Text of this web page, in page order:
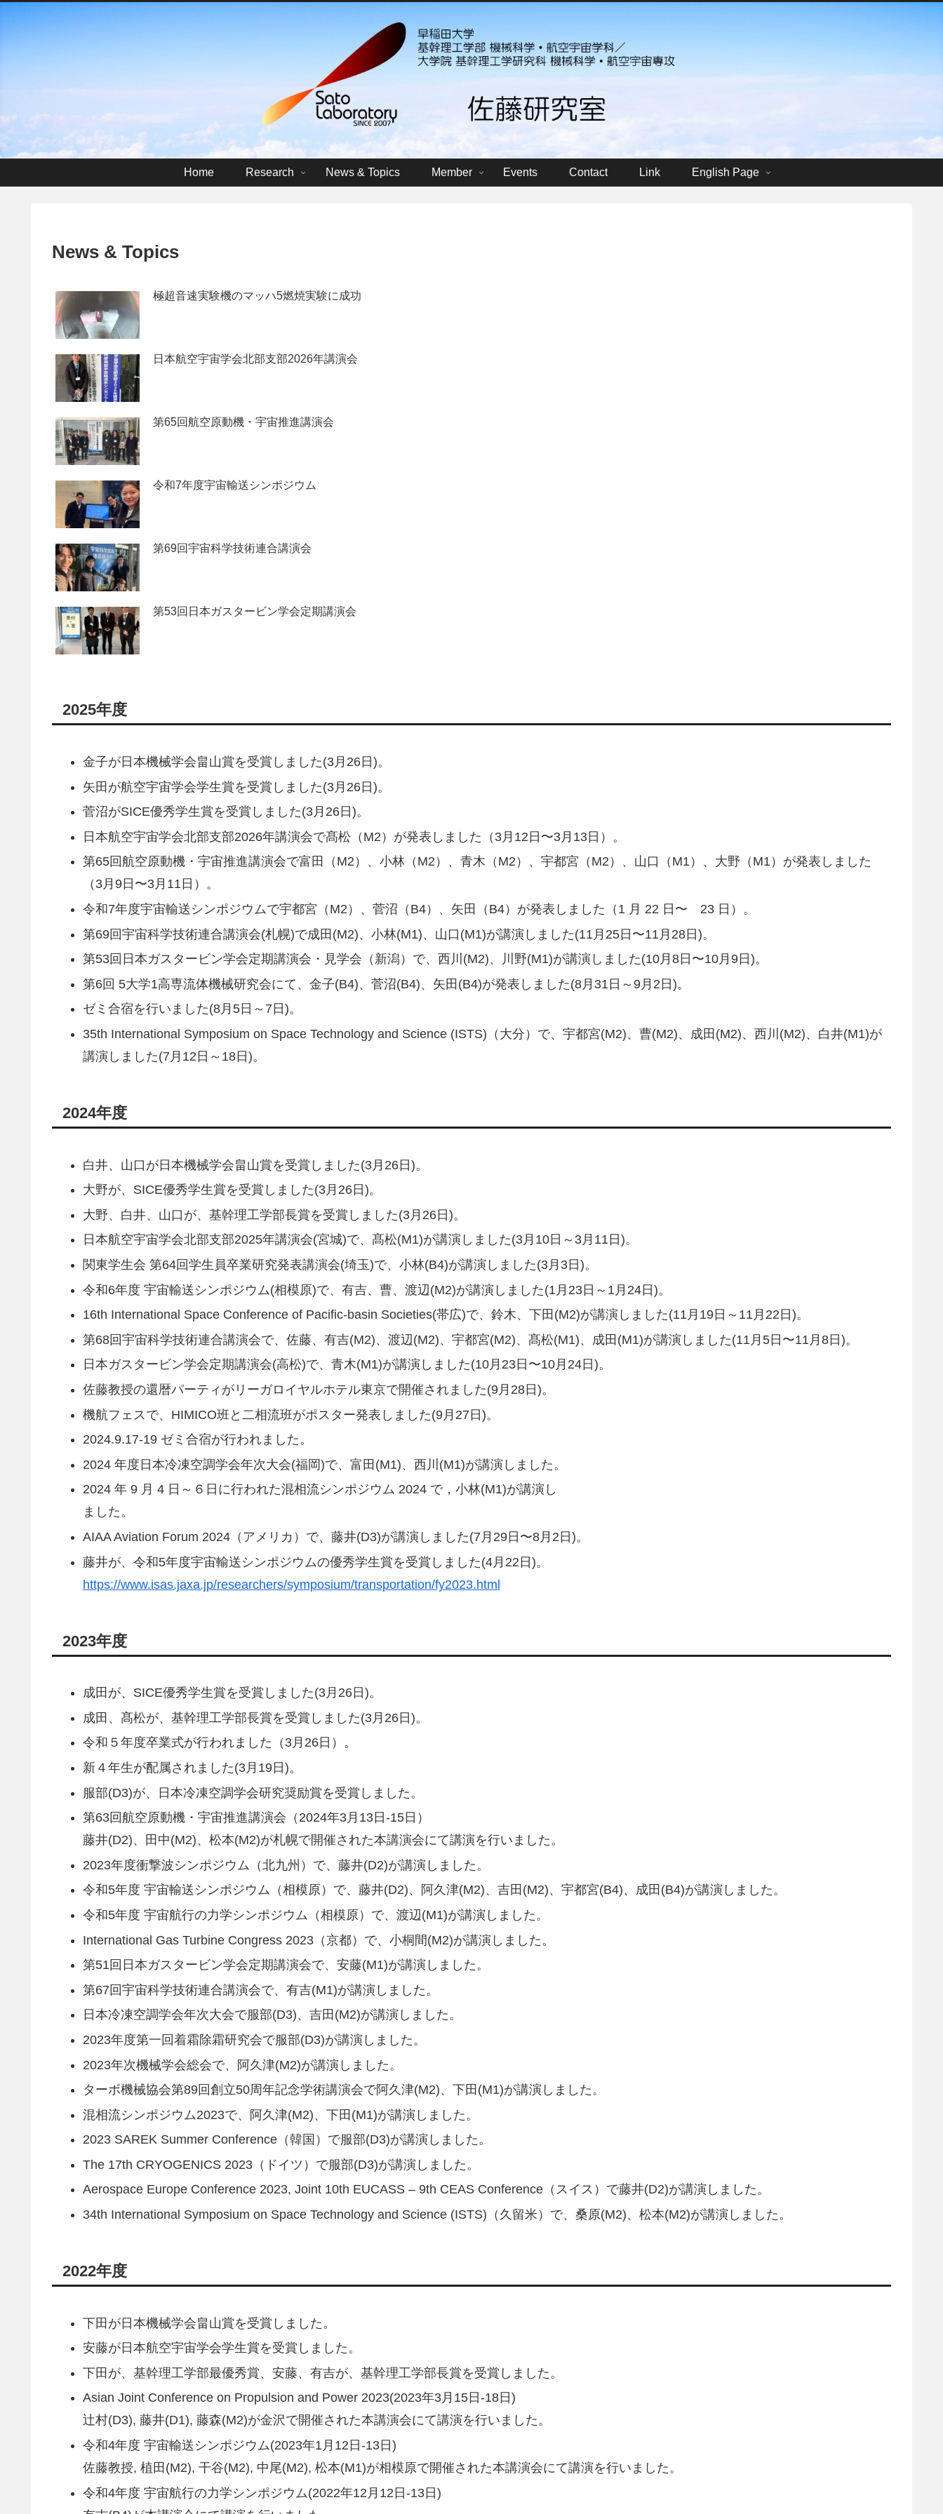
Home Research News & Topics Member Events Contact Link English Page
News & Topics
極超音速実験機のマッハ5燃焼実験に成功
日本航空宇宙学会北部支部2026年講演会
第65回航空原動機・宇宙推進講演会
令和7年度宇宙輸送シンポジウム
第69回宇宙科学技術連合講演会
第53回日本ガスタービン学会定期講演会
2025年度
金子が日本機械学会畠山賞を受賞しました(3月26日)。
矢田が航空宇宙学会学生賞を受賞しました(3月26日)。
菅沼がSICE優秀学生賞を受賞しました(3月26日)。
日本航空宇宙学会北部支部2026年講演会で髙松（M2）が発表しました（3月12日〜3月13日）。
第65回航空原動機・宇宙推進講演会で富田（M2）、小林（M2）、青木（M2）、宇都宮（M2）、山口（M1）、大野（M1）が発表しました
（3月9日〜3月11日）。
令和7年度宇宙輸送シンポジウムで宇都宮（M2）、菅沼（B4）、矢田（B4）が発表しました（1 月 22 日〜 23 日）。
第69回宇宙科学技術連合講演会(札幌)で成田(M2)、小林(M1)、山口(M1)が講演しました(11月25日〜11月28日)。
第53回日本ガスタービン学会定期講演会・見学会（新潟）で、西川(M2)、川野(M1)が講演しました(10月8日〜10月9日)。
第6回 5大学1高専流体機械研究会にて、金子(B4)、菅沼(B4)、矢田(B4)が発表しました(8月31日～9月2日)。
ゼミ合宿を行いました(8月5日～7日)。
35th International Symposium on Space Technology and Science (ISTS)（大分）で、宇都宮(M2)、曹(M2)、成田(M2)、西川(M2)、白井(M1)が
講演しました(7月12日～18日)。
2024年度
白井、山口が日本機械学会畠山賞を受賞しました(3月26日)。
大野が、SICE優秀学生賞を受賞しました(3月26日)。
大野、白井、山口が、基幹理工学部長賞を受賞しました(3月26日)。
日本航空宇宙学会北部支部2025年講演会(宮城)で、髙松(M1)が講演しました(3月10日～3月11日)。
関東学生会 第64回学生員卒業研究発表講演会(埼玉)で、小林(B4)が講演しました(3月3日)。
令和6年度 宇宙輸送シンポジウム(相模原)で、有吉、曹、渡辺(M2)が講演しました(1月23日～1月24日)。
16th International Space Conference of Pacific-basin Societies(帯広)で、鈴木、下田(M2)が講演しました(11月19日～11月22日)。
第68回宇宙科学技術連合講演会で、佐藤、有吉(M2)、渡辺(M2)、宇都宮(M2)、髙松(M1)、成田(M1)が講演しました(11月5日〜11月8日)。
日本ガスタービン学会定期講演会(高松)で、青木(M1)が講演しました(10月23日〜10月24日)。
佐藤教授の還暦パーティがリーガロイヤルホテル東京で開催されました(9月28日)。
機航フェスで、HIMICO班と二相流班がポスター発表しました(9月27日)。
2024.9.17-19 ゼミ合宿が行われました。
2024 年度日本冷凍空調学会年次大会(福岡)で、富田(M1)、西川(M1)が講演しました。
2024 年 9 月 4 日～６日に行われた混相流シンポジウム 2024 で，小林(M1)が講演し
ました。
AIAA Aviation Forum 2024（アメリカ）で、藤井(D3)が講演しました(7月29日〜8月2日)。
藤井が、令和5年度宇宙輸送シンポジウムの優秀学生賞を受賞しました(4月22日)。
https://www.isas.jaxa.jp/researchers/symposium/transportation/fy2023.html
2023年度
成田が、SICE優秀学生賞を受賞しました(3月26日)。
成田、髙松が、基幹理工学部長賞を受賞しました(3月26日)。
令和５年度卒業式が行われました（3月26日）。
新４年生が配属されました(3月19日)。
服部(D3)が、日本冷凍空調学会研究奨励賞を受賞しました。
第63回航空原動機・宇宙推進講演会（2024年3月13日-15日）
藤井(D2)、田中(M2)、松本(M2)が札幌で開催された本講演会にて講演を行いました。
2023年度衝撃波シンポジウム（北九州）で、藤井(D2)が講演しました。
令和5年度 宇宙輸送シンポジウム（相模原）で、藤井(D2)、阿久津(M2)、吉田(M2)、宇都宮(B4)、成田(B4)が講演しました。
令和5年度 宇宙航行の力学シンポジウム（相模原）で、渡辺(M1)が講演しました。
International Gas Turbine Congress 2023（京都）で、小桐間(M2)が講演しました。
第51回日本ガスタービン学会定期講演会で、安藤(M1)が講演しました。
第67回宇宙科学技術連合講演会で、有吉(M1)が講演しました。
日本冷凍空調学会年次大会で服部(D3)、吉田(M2)が講演しました。
2023年度第一回着霜除霜研究会で服部(D3)が講演しました。
2023年次機械学会総会で、阿久津(M2)が講演しました。
ターボ機械協会第89回創立50周年記念学術講演会で阿久津(M2)、下田(M1)が講演しました。
混相流シンポジウム2023で、阿久津(M2)、下田(M1)が講演しました。
2023 SAREK Summer Conference（韓国）で服部(D3)が講演しました。
The 17th CRYOGENICS 2023（ドイツ）で服部(D3)が講演しました。
Aerospace Europe Conference 2023, Joint 10th EUCASS – 9th CEAS Conference（スイス）で藤井(D2)が講演しました。
34th International Symposium on Space Technology and Science (ISTS)（久留米）で、桑原(M2)、松本(M2)が講演しました。
2022年度
下田が日本機械学会畠山賞を受賞しました。
安藤が日本航空宇宙学会学生賞を受賞しました。
下田が、基幹理工学部最優秀賞、安藤、有吉が、基幹理工学部長賞を受賞しました。
Asian Joint Conference on Propulsion and Power 2023(2023年3月15日-18日)
辻村(D3), 藤井(D1), 藤森(M2)が金沢で開催された本講演会にて講演を行いました。
令和4年度 宇宙輸送シンポジウム(2023年1月12日-13日)
佐藤教授, 植田(M2), 干谷(M2), 中尾(M2), 松本(M1)が相模原で開催された本講演会にて講演を行いました。
令和4年度 宇宙航行の力学シンポジウム(2022年12月12日-13日)